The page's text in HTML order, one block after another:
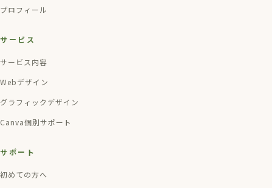
プロフィール
サービス
サービス内容
Webデザイン
グラフィックデザイン
Canva個別サポート
サポート
初めての方へ